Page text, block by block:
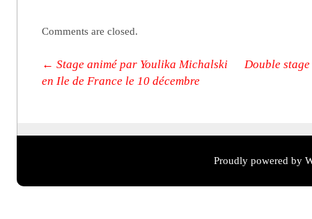
Comments are closed.
Post navigation
← Stage animé par Youlika Michalski
en Ile de France le 10 décembre
Double
Proudly powered by